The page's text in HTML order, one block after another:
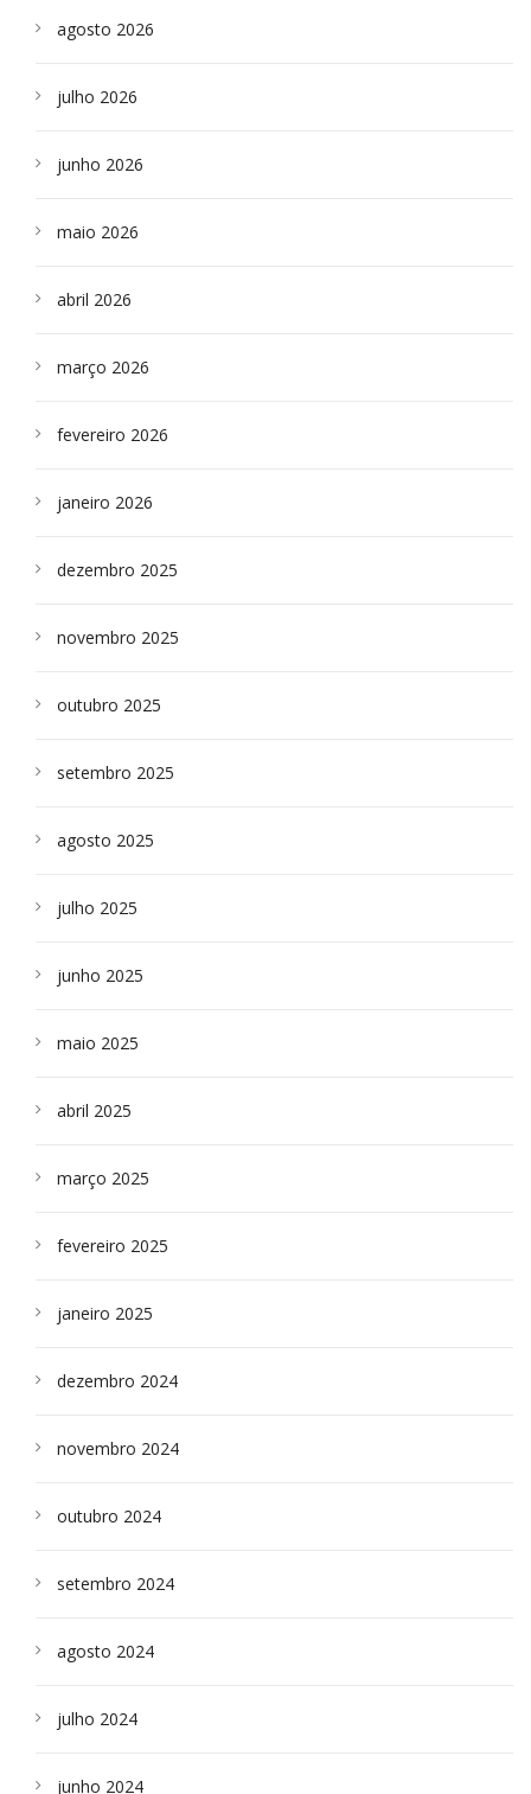
agosto 2026
julho 2026
junho 2026
maio 2026
abril 2026
março 2026
fevereiro 2026
janeiro 2026
dezembro 2025
novembro 2025
outubro 2025
setembro 2025
agosto 2025
julho 2025
junho 2025
maio 2025
abril 2025
março 2025
fevereiro 2025
janeiro 2025
dezembro 2024
novembro 2024
outubro 2024
setembro 2024
agosto 2024
julho 2024
junho 2024